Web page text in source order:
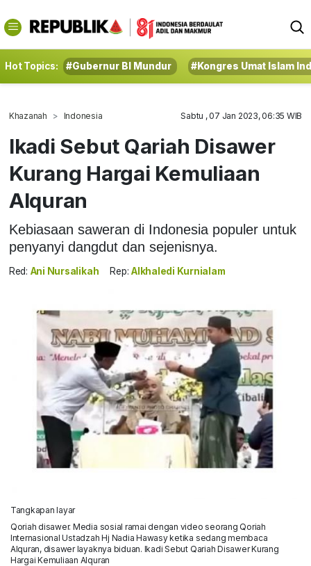
Hot Topics: #Gubernur BI Mundur #Kongres Umat Islam
Khazanah Indonesia Sabtu , 07 Jan 2023, 06:35 WIB
Ikadi Sebut Qariah Disawer
Kurang Hargai Kemuliaan
Alquran
Kebiasaan saweran di Indonesia populer untuk
penyanyi dangdut dan sejenisnya.
Red: Ani Nursalikah Rep: Alkhaledi Kurnialam
Tangkapan layar
Qoriah disawer. Media sosial ramai dengan video seorang Qoriah
Internasional Ustadzah Hj Nadia Hawasy ketika sedang membaca
Alquran, disawer layaknya biduan. Ikadi Sebut Qariah Disawer Kurang
Hargai Kemuliaan Alquran